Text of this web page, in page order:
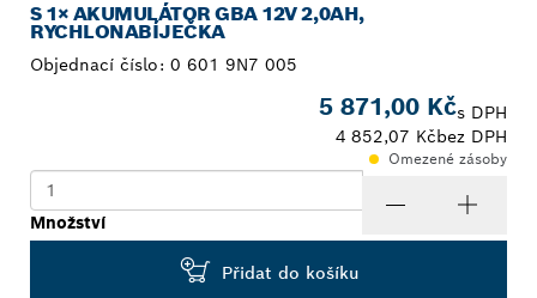
S 1× AKUMULÁTOR GBA 12V 2,0AH,
RYCHLONABÍJEČKA
Objednací číslo: 0 601 9N7 005
5 871,00 Kčs DPH
4 852,07 Kčbez DPH
Omezené zásoby
Množství
Přidat do košíku